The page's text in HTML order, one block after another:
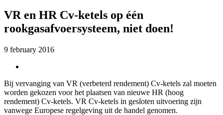
VR en HR Cv-ketels op één
rookgasafvoersysteem, niet doen!
9 february 2016
Bij vervanging van VR (verbeterd rendement) Cv-ketels zal moeten
worden gekozen voor het plaatsen van nieuwe HR (hoog
rendement) Cv-ketels. VR Cv-ketels in gesloten uitvoering zijn
vanwege Europese regelgeving uit de handel genomen.